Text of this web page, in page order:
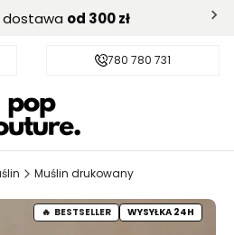
dostawa od 300 zł
Darmowa dostawa od 300 zł
780 780 731
Muślin drukowany
BESTSELLER WYSYŁKA 24H